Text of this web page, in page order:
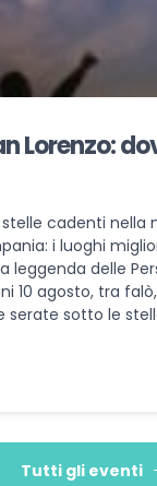
Lorenzo:
cadenti nella
i luoghi
leggenda delle
10 agosto, tra
serate sotto le
Tutti gli eventi